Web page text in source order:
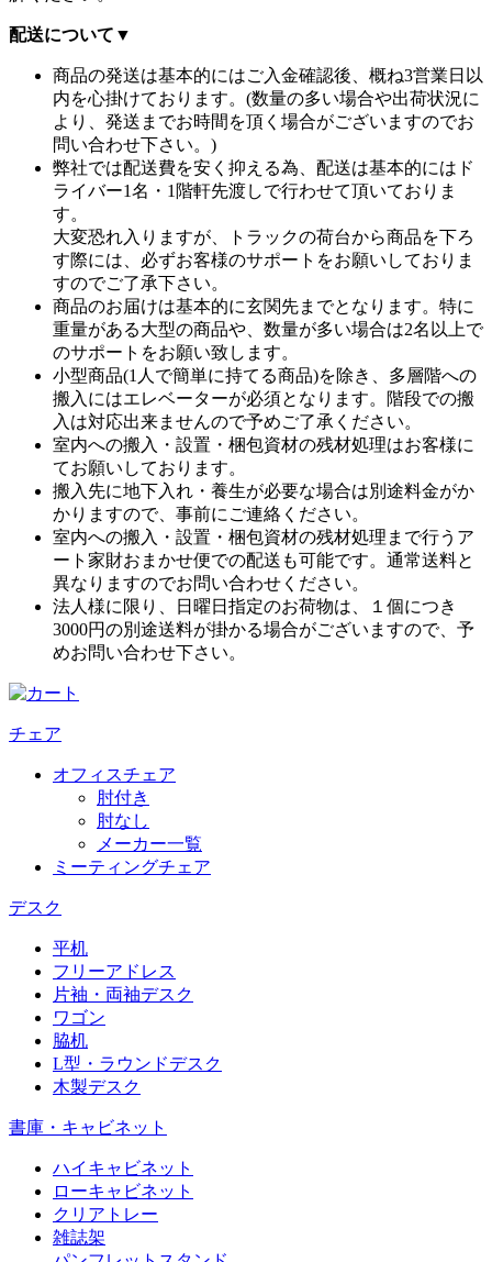
配送について ▼
商品の発送は基本的にはご入金確認後、概ね3営業日以
内を心掛けております。(数量の多い場合や出荷状況に
より、発送までお時間を頂く場合がございますのでお
問い合わせ下さい。)
弊社では配送費を安く抑える為、配送は基本的にはド
ライバー1名・1階軒先渡しで行わせて頂いておりま
す。
大変恐れ入りますが、トラックの荷台から商品を下ろ
す際には、必ずお客様のサポートをお願いしておりま
すのでご了承下さい。
商品のお届けは基本的に玄関先までとなります。特に
重量がある大型の商品や、数量が多い場合は2名以上で
のサポートをお願い致します。
小型商品(1人で簡単に持てる商品)を除き、多層階への
搬入にはエレベーターが必須となります。階段での搬
入は対応出来ませんので予めご了承ください。
室内への搬入・設置・梱包資材の残材処理はお客様に
てお願いしております。
搬入先に地下入れ・養生が必要な場合は別途料金がか
かりますので、事前にご連絡ください。
室内への搬入・設置・梱包資材の残材処理まで行うア
ート家財おまかせ便での配送も可能です。通常送料と
異なりますのでお問い合わせください。
法人様に限り、日曜日指定のお荷物は、１個につき
3000円の別途送料が掛かる場合がございますので、予
めお問い合わせ下さい。
チェア
オフィスチェア
肘付き
肘なし
メーカー一覧
ミーティングチェア
デスク
平机
フリーアドレス
片袖・両袖デスク
ワゴン
脇机
L型・ラウンドデスク
木製デスク
書庫・キャビネット
ハイキャビネット
ローキャビネット
クリアトレー
雑誌架